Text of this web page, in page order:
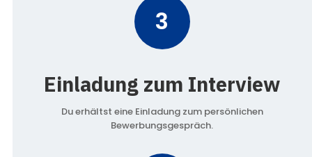
3
Einladung zum Interview
Du erhältst eine Einladung zum persönlichen
Bewerbungsgespräch.